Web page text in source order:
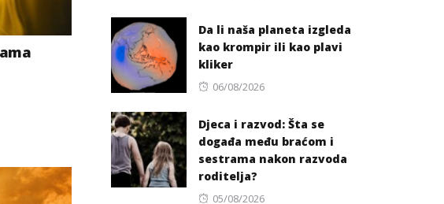
Da li naša planeta izgleda
kao krompir ili kao plavi
kliker
Posted
06/08/2026
Djeca i razvod: Šta se
događa među braćom i
sestrama nakon razvoda
roditelja?
Posted
05/08/2026